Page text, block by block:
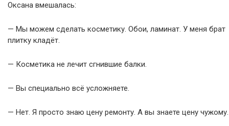
Оксана вмешалась:
— Мы можем сделать косметику. Обои, ламинат. У меня брат
плитку кладёт.
— Косметика не лечит сгнившие балки.
— Вы специально всё усложняете.
— Нет. Я просто знаю цену ремонту. А вы знаете цену чужому.